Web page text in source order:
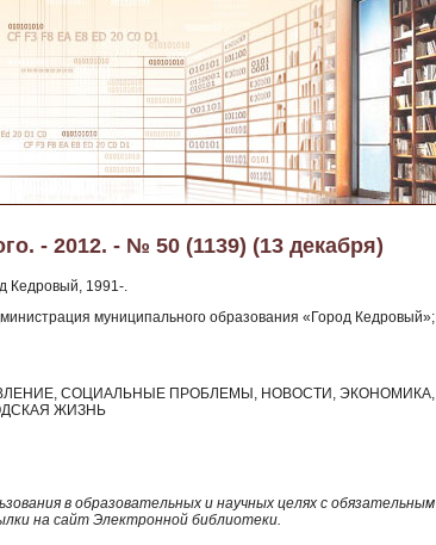
- 2012. - № 50 (1139) (13 декабря)
Кедровый, 1991-.
муниципального образования «Город Кедровый»;
СОЦИАЛЬНЫЕ ПРОБЛЕМЫ, НОВОСТИ, ЭКОНОМИКА,
ЖИЗНЬ
в образовательных и научных целях с обязательным
на сайт Электронной библиотеки.